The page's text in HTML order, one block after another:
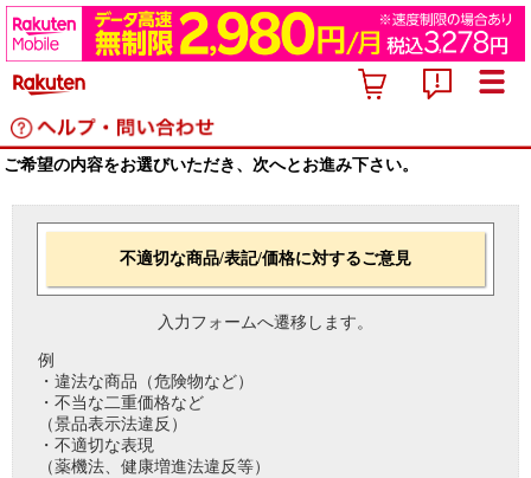
ご希望の内容をお選びいただき、次へとお進み下さい。
不適切な商品/表記/価格に対するご意見
入力フォームへ遷移します。
例
・違法な商品（危険物など）
・不当な二重価格など
（景品表示法違反）
・不適切な表現
（薬機法、健康増進法違反等）